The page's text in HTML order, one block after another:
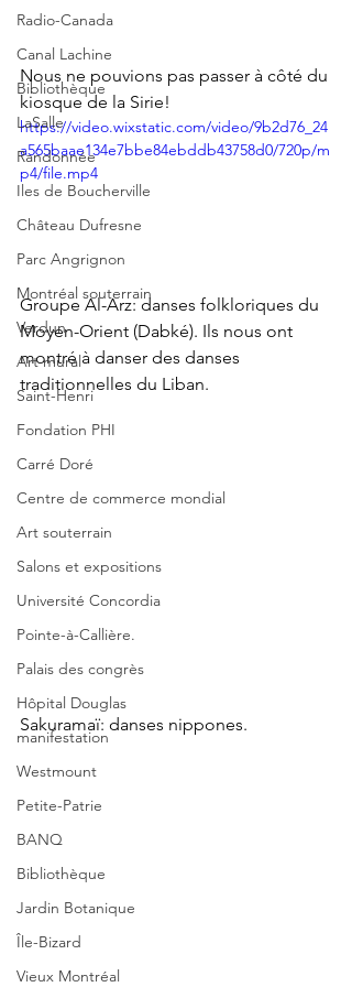
Radio-Canada
Canal Lachine
Bibliothèque
LaSalle
Randonnée
Iles de Boucherville
Château Dufresne
Parc Angrignon
Montréal souterrain
Verdun
Art mural
Saint-Henri
Fondation PHI
Carré Doré
Centre de commerce mondial
Art souterrain
Salons et expositions
Université Concordia
Pointe-à-Callière.
Palais des congrès
Hôpital Douglas
manifestation
Westmount
Petite-Patrie
BANQ
Bibliothèque
Jardin Botanique
Île-Bizard
Vieux Montréal
Nous ne pouvions pas passer à côté du
kiosque de la Sirie!
https://video.wixstatic.com/video/9b2d76_24
a565baae134e7bbe84ebddb43758d0/720p/m
p4/file.mp4
Groupe Al-Arz: danses folkloriques du
Moyen-Orient (Dabké). Ils nous ont
montré à danser des danses
traditionnelles du Liban.
Sakuramaï: danses nippones.